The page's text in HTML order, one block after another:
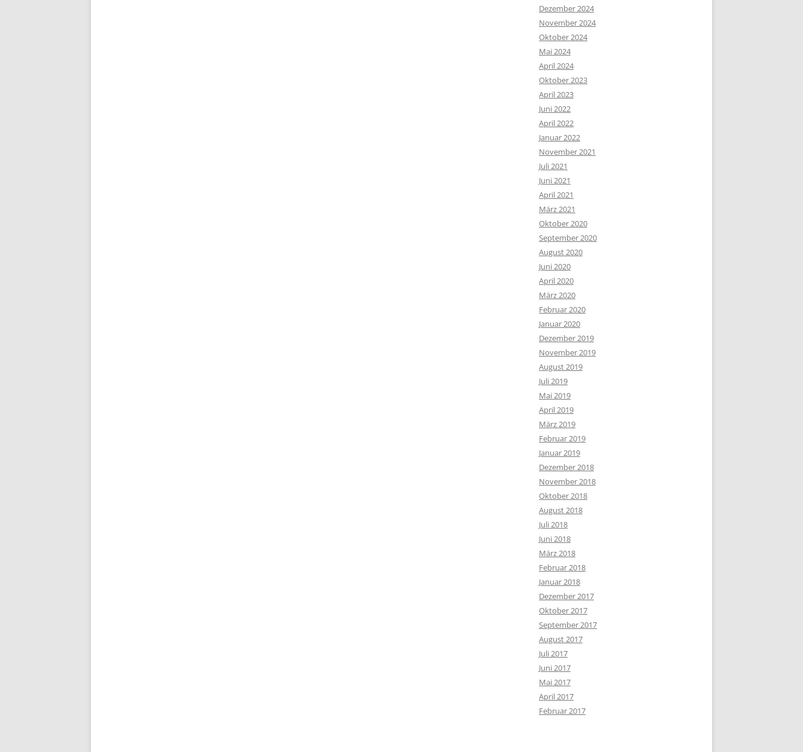
Dezember 2024
November 2024
Oktober 2024
Mai 2024
April 2024
Oktober 2023
April 2023
Juni 2022
April 2022
Januar 2022
November 2021
Juli 2021
Juni 2021
April 2021
März 2021
Oktober 2020
September 2020
August 2020
Juni 2020
April 2020
März 2020
Februar 2020
Januar 2020
Dezember 2019
November 2019
August 2019
Juli 2019
Mai 2019
April 2019
März 2019
Februar 2019
Januar 2019
Dezember 2018
November 2018
Oktober 2018
August 2018
Juli 2018
Juni 2018
März 2018
Februar 2018
Januar 2018
Dezember 2017
Oktober 2017
September 2017
August 2017
Juli 2017
Juni 2017
Mai 2017
April 2017
Februar 2017